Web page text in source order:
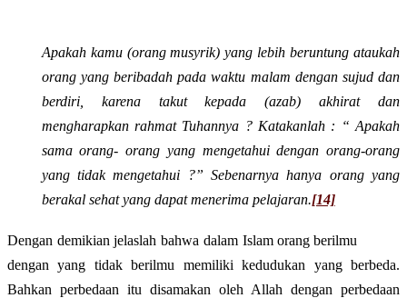
Apakah kamu (orang musyrik) yang lebih beruntung ataukah
orang yang beribadah pada waktu malam dengan sujud dan
berdiri, karena takut kepada (azab) akhirat dan
mengharapkan rahmat Tuhannya ? Katakanlah : “ Apakah
sama orang- orang yang mengetahui dengan orang-orang
yang tidak mengetahui
?” Sebenarnya hanya orang yang
berakal sehat yang dapat menerima pelajaran.[14]
Dengan demikian jelaslah bahwa dalam Islam orang berilmu
dengan yang tidak berilmu memiliki kedudukan yang berbeda.
Bahkan perbedaan itu disamakan oleh Allah dengan perbedaan